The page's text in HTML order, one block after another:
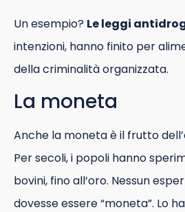
Un esempio? Le leggi
intenzioni, hanno finito per
della criminalità organizzata.
La moneta
Anche la moneta è il frutto
Per secoli, i popoli hanno
bovini, fino all’oro. Nessun
dovesse essere “moneta”. Lo